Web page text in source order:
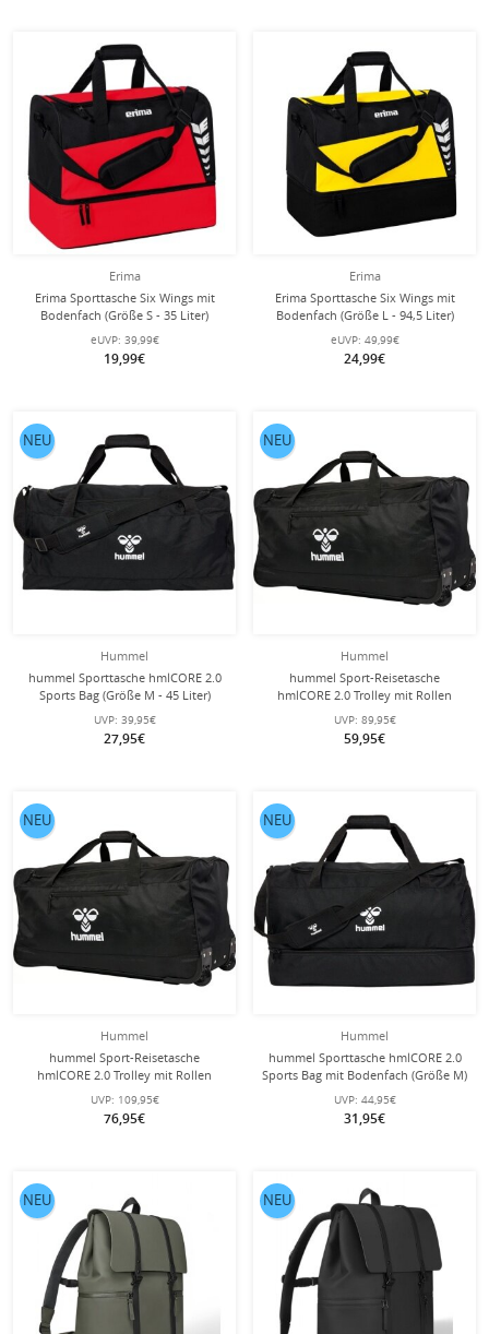
Erima
Erima Sporttasche Six Wings mit
Bodenfach (Größe S - 35 Liter)
rot/schwarz 40x25x35cm
eUVP: 39,99€
19,99€
Erima
Erima Sporttasche Six Wings mit
Bodenfach (Größe L - 94,5 Liter)
gelb/schwarz 60x35x45cm
eUVP: 49,99€
24,99€
Hummel
hummel Sporttasche hmlCORE 2.0
Sports Bag (Größe M - 45 Liter)
schwarz
UVP: 39,95€
27,95€
NEU
Hummel
hummel Sport-Reisetasche
hmlCORE 2.0 Trolley mit Rollen
(Größe L) - schwarz
UVP: 89,95€
59,95€
NEU
Hummel
hummel Sport-Reisetasche
hmlCORE 2.0 Trolley mit Rollen
(Größe XL) - schwarz
UVP: 109,95€
76,95€
NEU
Hummel
hummel Sporttasche hmlCORE 2.0
Sports Bag mit Bodenfach (Größe M)
schwarz
UVP: 44,95€
31,95€
NEU
NEU NEU